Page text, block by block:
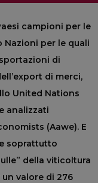
campioni per le
per le quali
di
di merci,
United Nations
analizzati
(Aawe). E
soprattutto
della viticoltura
valore di 276